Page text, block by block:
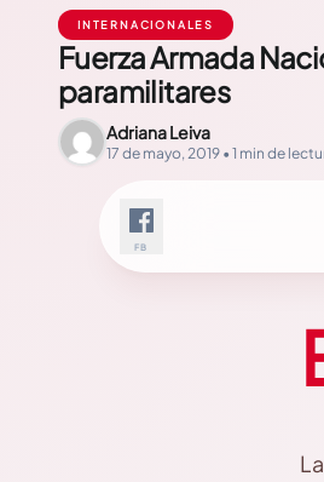
INTERNACIONALES
Fuerza Armada
paramilitares
Adriana Leiva
17 de mayo, 2019 • 1 min de
FB